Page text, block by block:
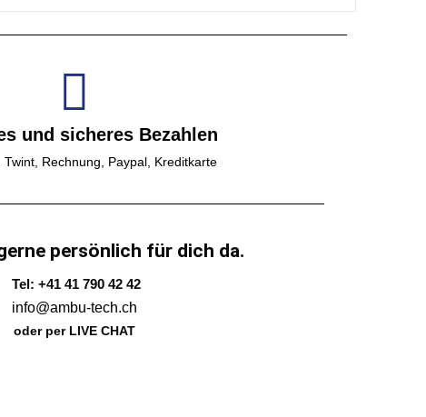
und sicheres Bezahlen
Twint, Rechnung, Paypal, Kreditkarte
persönlich für dich da.
Tel: +41 41 790 42 42
info@ambu-tech.ch
oder per LIVE CHAT